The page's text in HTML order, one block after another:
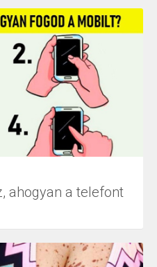
ahogyan a telefont